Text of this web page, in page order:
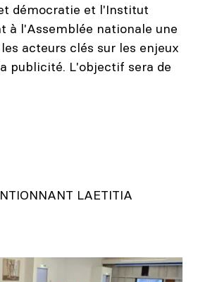
démocratie et l'Institut
à l'Assemblée nationale une
acteurs clés sur les enjeux
publicité. L'objectif sera de
LAETITIA